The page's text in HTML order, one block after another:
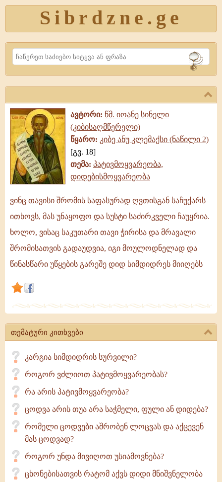
Sibrdzne.ge
Search
ავტორი: წმ. იოანე სინელი
(კიბისაღმწერელი)
წყარო: კიბე ანუ კლემაქსი (ნაწილი 2)
[გვ. 18]
თემა: პატივმოყვარეობა,
დიდებისმოყვარეობა
ვინც
თავისი
შრომის
საფასურად
ღვთისგან
საჩუქარს
ითხოვს,
მას
უნაყოფო
და
სუსტი
საძირკველი
ჩაუყრია.
ვინც თავისი შრომის საფასურად ღვთისგან საჩუქარს
ითხოვს, მას უნაყოფო და სუსტი საძირკველი ჩაუყრია.
ხოლო, ვისაც საკუთარი თავი ჭირისა და მრავალი
შრომისათვის გადაუდვია, იგი მოულოდნელად და
წინასწარი უწყების გარეშე დიდ სიმდიდრეს მიიღებს
თემატური კითხვები
კარგია სიმდიდრის სურვილი?
როგორ ვძლიოთ პატივმოყვარეობას?
რა არის პატივმოყვარეობა?
ცოდვა არის თუა არა საჭმელი, ფული ან დიდება?
რომელი ცოდვები აშრობენ ლოცვას და აქცევენ
მას ცოდვად?
როგორ უნდა მივიღოთ უსიამოვნება?
ცხონებისათვის რატომ აქვს დიდი მნიშვნელობა